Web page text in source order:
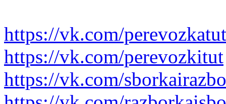
https://vk.com/perevozkatut
https://vk.com/perevozkitut
https://vk.com/